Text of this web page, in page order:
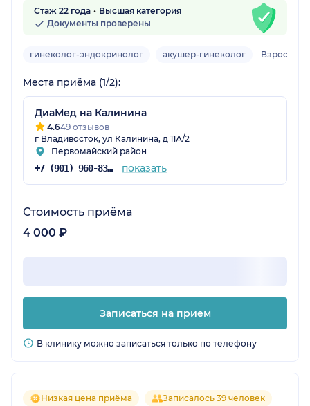
Стаж 22 года
Высшая категория
Документы проверены
гинеколог-эндокринолог акушер-гинеколог Взрослый,
Места приёма (1/2):
ДиаМед на Калинина
4.649 отзывов
г Владивосток, ул Калинина, д 11А/2
Первомайский район
+7 (901) 960-83-48 показать
Стоимость приёма
4 000 ₽
Записаться на прием
В клинику можно записаться только по телефону
Низкая цена приёма Записалось 39 человек